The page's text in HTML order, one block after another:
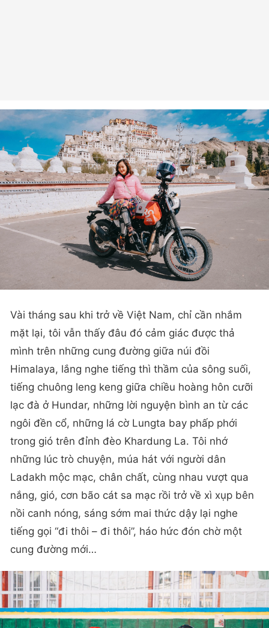
Vài tháng sau khi trở về Việt Nam, chỉ cần nhắm
mặt lại, tôi vẫn thấy đâu đó cảm giác được thả
mình trên những cung đường giữa núi đồi
Himalaya, lắng nghe tiếng thì thầm của sông suối,
tiếng chuông leng keng giữa chiều hoàng hôn cưỡi
lạc đà ở Hundar, những lời nguyện bình an từ các
ngôi đền cổ, những lá cờ Lungta bay phấp phới
trong gió trên đỉnh đèo Khardung La. Tôi nhớ
những lúc trò chuyện, múa hát với người dân
Ladakh mộc mạc, chân chất, cùng nhau vượt qua
nắng, gió, cơn bão cát sa mạc rồi trở về xì xụp bên
nồi canh nóng, sáng sớm mai thức dậy lại nghe
tiếng gọi “đi thôi – đi thôi”, háo hức đón chờ một
cung đường mới…